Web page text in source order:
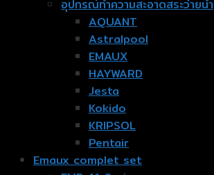
อุปกรณ์ทำความสะอาดสระว่ายน้ำ
AQUANT
Astralpool
EMAUX
HAYWARD
Jesta
Kokido
KRIPSOL
Pentair
Emaux complet set